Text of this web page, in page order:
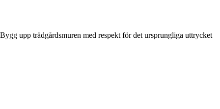
Bygg upp trädgårdsmuren med respekt för det ursprungliga uttrycket